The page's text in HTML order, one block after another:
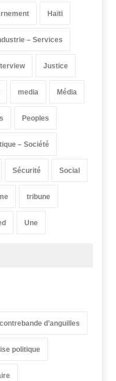
Haïti
– Services
Justice
media Média
Peoples
– Société
Sécurité Social
tribune
Une
contrebande d’anguilles
politique